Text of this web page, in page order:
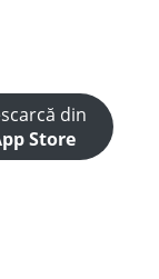
din
Store